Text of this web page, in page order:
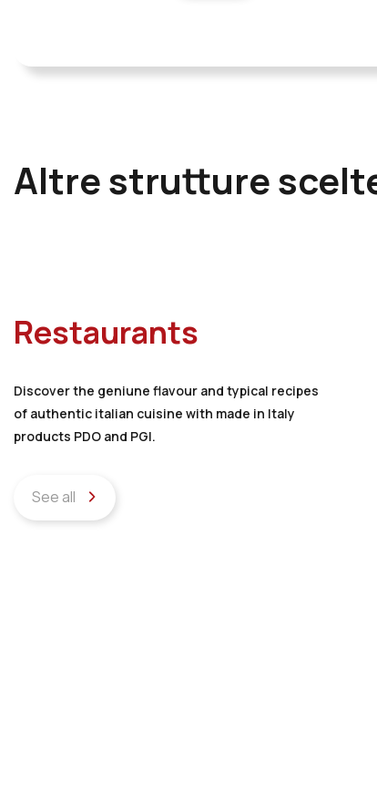
Altre strutture
Restaurants
Discover the geniune flavour and typical recipes
of authentic italian cuisine with made in Italy
products PDO and PGI.
See all